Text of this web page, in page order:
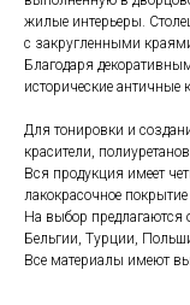
жилые интерьеры.
с закругленными
Благодаря
исторические античные
Для тонировки и
красители,
Вся продукция имеет
лакокрасочное
На выбор предлагаются
Бельгии, Турции,
Все материалы имеют